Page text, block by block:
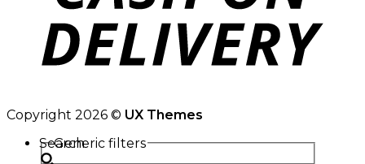
Copyright 2026 © UX Themes
Search
Generic filters